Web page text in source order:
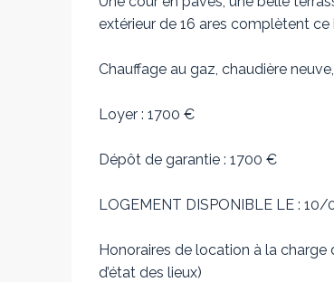
extérieur de 16 ares complètent ce
Chauffage au gaz, chaudière
Loyer : 1700 €
Dépôt de garantie : 1700 €
LOGEMENT DISPONIBLE LE :
Honoraires de location à la charge
d’état des lieux)